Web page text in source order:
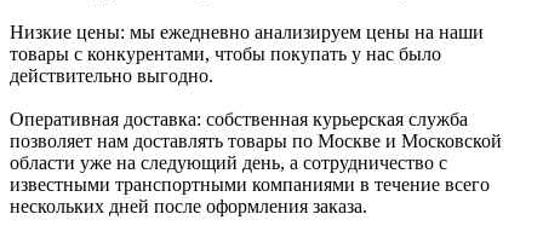
Низкие цены: мы ежедневно анализируем цены на наши
товары с конкурентами, чтобы покупать у нас было
действительно выгодно.
Оперативная доставка: собственная курьерская служба
позволяет нам доставлять товары по Москве и Московской
области уже на следующий день, а сотрудничество с
известными транспортными компаниями в течение всего
нескольких дней после оформления заказа.